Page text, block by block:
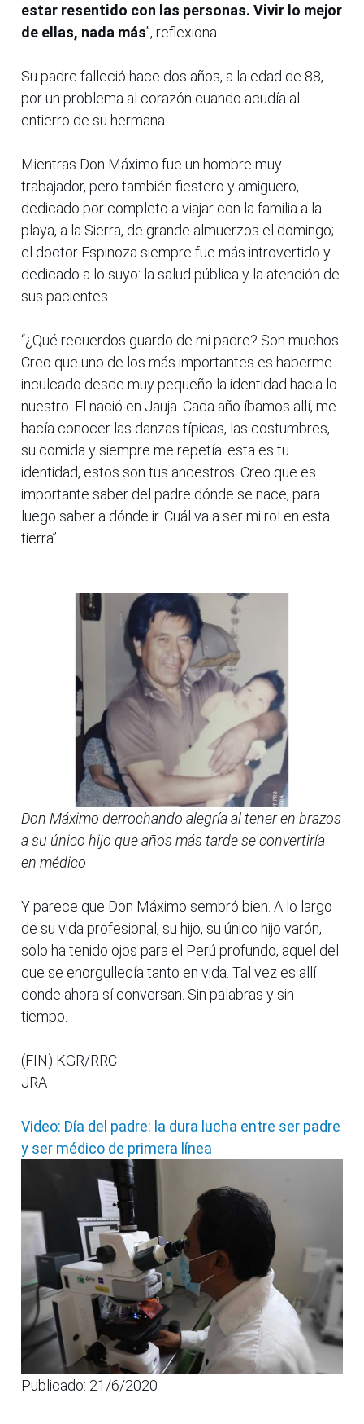
estar resentido con las personas. Vivir lo mejor
de ellas, nada más”, reflexiona.
Su padre falleció hace dos años, a la edad de 88,
por un problema al corazón cuando acudía al
entierro de su hermana.
Mientras Don Máximo fue un hombre muy
trabajador, pero también fiestero y amiguero,
dedicado por completo a viajar con la familia a la
playa, a la Sierra, de grande almuerzos el domingo;
el doctor Espinoza siempre fue más introvertido y
dedicado a lo suyo: la salud pública y la atención de
sus pacientes.
“¿Qué recuerdos guardo de mi padre? Son muchos.
Creo que uno de los más importantes es haberme
inculcado desde muy pequeño la identidad hacia lo
nuestro. El nació en Jauja. Cada año íbamos allí, me
hacía conocer las danzas típicas, las costumbres,
su comida y siempre me repetía: esta es tu
identidad, estos son tus ancestros. Creo que es
importante saber del padre dónde se nace, para
luego saber a dónde ir. Cuál va a ser mi rol en esta
tierra”.
Don Máximo derrochando alegría al tener en brazos
a su único hijo que años más tarde se convertiría
en médico
Y parece que Don Máximo sembró bien. A lo largo
de su vida profesional, su hijo, su único hijo varón,
solo ha tenido ojos para el Perú profundo, aquel del
que se enorgullecía tanto en vida. Tal vez es allí
donde ahora sí conversan. Sin palabras y sin
tiempo.
(FIN) KGR/RRC
JRA
Video: Día del padre: la dura lucha entre ser padre
y ser médico de primera línea
Publicado: 21/6/2020